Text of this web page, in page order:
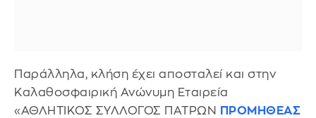
Παράλληλα, κλήση έχει αποσταλεί και στην
Καλαθοσφαιρική Ανώνυμη Εταιρεία
«ΑΘΛΗΤΙΚΟΣ ΣΥΛΛΟΓΟΣ ΠΑΤΡΩΝ
ΠΡΟΜΗΘΕΑΣ